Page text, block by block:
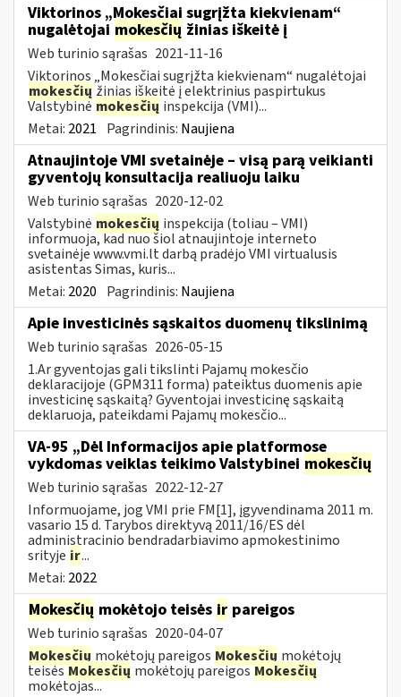
Viktorinos „Mokesčiai sugrįžta kiekvienam“
nugalėtojai mokesčių žinias iškeitė į
Web turinio sąrašas 2021-11-16
Viktorinos „Mokesčiai sugrįžta kiekvienam“ nugalėtojai
mokesčių žinias iškeitė į elektrinius paspirtukus
Valstybinė mokesčių inspekcija (VMI)...
Metai: 2021 Pagrindinis: Naujiena
Atnaujintoje VMI svetainėje – visą parą veikianti
gyventojų konsultacija realiuoju laiku
Web turinio sąrašas 2020-12-02
Valstybinė mokesčių inspekcija (toliau – VMI)
informuoja, kad nuo šiol atnaujintoje interneto
svetainėje www.vmi.lt darbą pradėjo VMI virtualusis
asistentas Simas, kuris...
Metai: 2020 Pagrindinis: Naujiena
Apie investicinės sąskaitos duomenų tikslinimą
Web turinio sąrašas 2026-05-15
1.Ar gyventojas gali tikslinti Pajamų mokesčio
deklaracijoje (GPM311 forma) pateiktus duomenis apie
investicinę sąskaitą? Gyventojai investicinę sąskaitą
deklaruoja, pateikdami Pajamų mokesčio...
VA-95 „Dėl Informacijos apie platformose
vykdomas veiklas teikimo Valstybinei mokesčių
Web turinio sąrašas 2022-12-27
Informuojame, jog VMI prie FM[1], įgyvendinama 2011 m.
vasario 15 d. Tarybos direktyvą 2011/16/ES dėl
administracinio bendradarbiavimo apmokestinimo
srityje ir...
Metai: 2022
Mokesčių mokėtojo teisės ir pareigos
Web turinio sąrašas 2020-04-07
Mokesčių mokėtojų pareigos Mokesčių mokėtojų
teisėsMokesčių mokėtojų pareigosMokesčių
mokėtojas...